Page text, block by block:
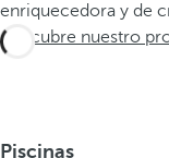
enriquecedora y de
Descubre nuestro
Piscinas